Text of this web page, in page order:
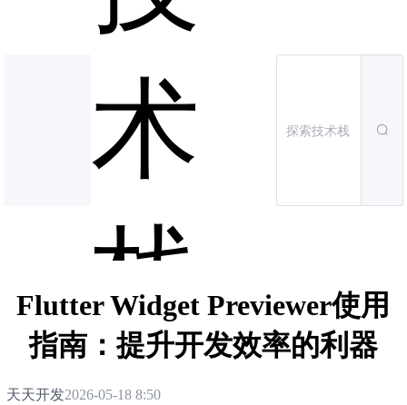
术
栈
Flutter Widget Previewer使用
指南：提升开发效率的利器
天天开发2026-05-18 8:50